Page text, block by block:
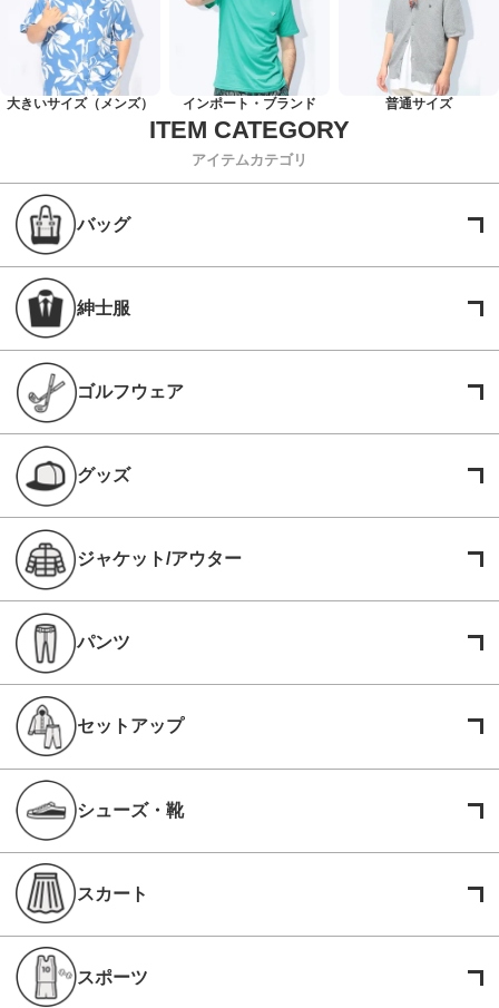
大きいサイズ（メンズ） インポート・ブランド 普通サイズ
アイテムカテゴリ
バッグ
紳士服
ゴルフウェア
グッズ
ジャケット/アウター
パンツ
セットアップ
シューズ・靴
スカート
スポーツ